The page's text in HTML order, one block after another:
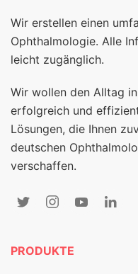
Wir erstellen einen
Ophthalmologie. Alle
leicht zugänglich.
Wir wollen den Alltag
erfolgreich und
Lösungen, die Ihnen
deutschen
verschaffen.
PRODUKTE